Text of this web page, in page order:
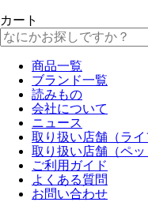
カート
商品一覧
ブランド一覧
読みもの
会社について
ニュース
取り扱い店舗（ライ
取り扱い店舗（ペッ
ご利用ガイド
よくある質問
お問い合わせ